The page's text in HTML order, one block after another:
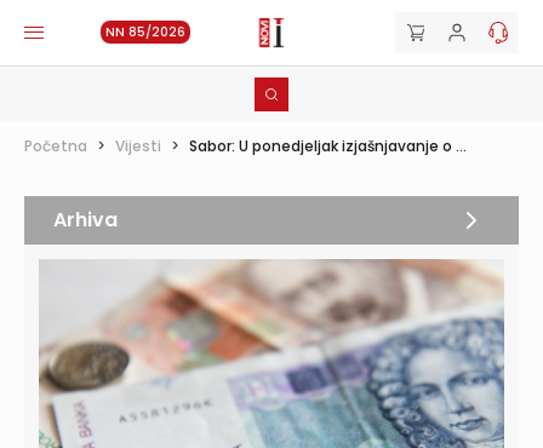
NN 85/2026
Početna > Vijesti > Sabor: U ponedjeljak izjašnjavanje o ...
Arhiva